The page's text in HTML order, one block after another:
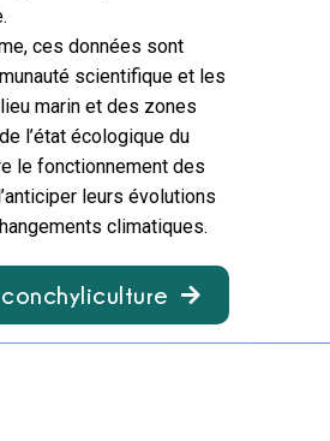
ces données sont
scientifique et les
marin et des zones
l’état écologique du
le fonctionnement des
leurs évolutions
climatiques.